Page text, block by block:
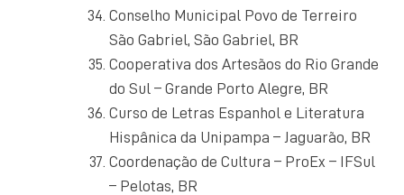
Conselho Municipal Povo de Terreiro
São Gabriel, São Gabriel, BR
Cooperativa dos Artesãos do Rio Grande
do Sul – Grande Porto Alegre, BR
Curso de Letras Espanhol e Literatura
Hispânica da Unipampa – Jaguarão, BR
Coordenação de Cultura – ProEx – IFSul
– Pelotas, BR